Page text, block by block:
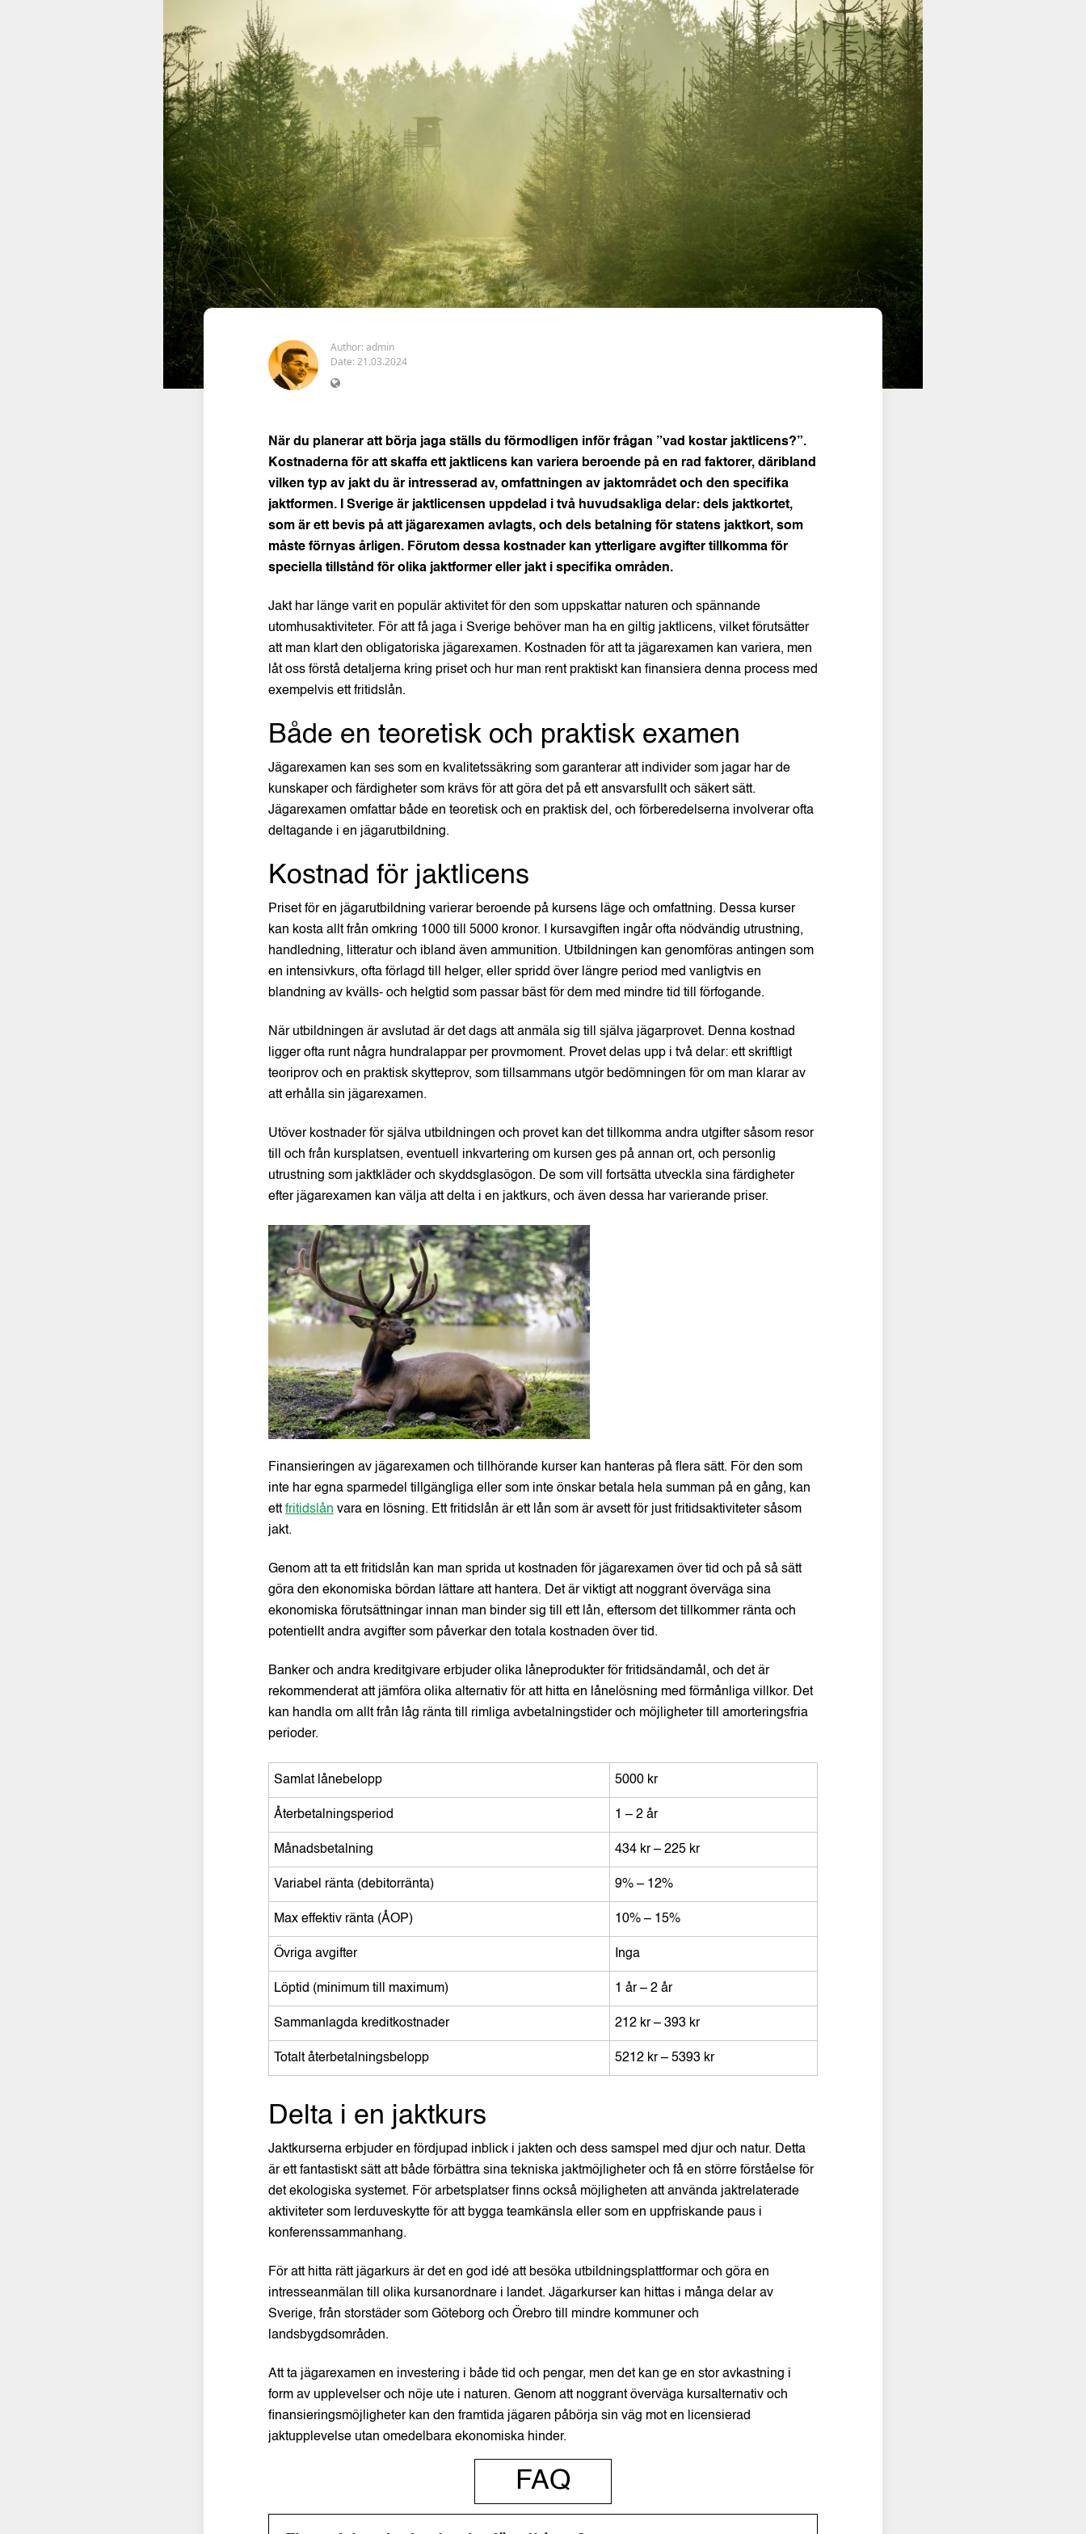
Author: admin
Date: 21.03.2024
När du planerar att börja jaga ställs du förmodligen inför frågan ”vad kostar jaktlicens?”.
Kostnaderna för att skaffa ett jaktlicens kan variera beroende på en rad faktorer, däribland
vilken typ av jakt du är intresserad av, omfattningen av jaktområdet och den specifika
jaktformen. I Sverige är jaktlicensen uppdelad i två huvudsakliga delar: dels jaktkortet,
som är ett bevis på att jägarexamen avlagts, och dels betalning för statens jaktkort, som
måste förnyas årligen. Förutom dessa kostnader kan ytterligare avgifter tillkomma för
speciella tillstånd för olika jaktformer eller jakt i specifika områden.
Jakt har länge varit en populär aktivitet för den som uppskattar naturen och spännande
utomhusaktiviteter. För att få jaga i Sverige behöver man ha en giltig jaktlicens, vilket förutsätter
att man klart den obligatoriska jägarexamen. Kostnaden för att ta jägarexamen kan variera, men
låt oss förstå detaljerna kring priset och hur man rent praktiskt kan finansiera denna process med
exempelvis ett fritidslån.
Både en teoretisk och praktisk examen
Jägarexamen kan ses som en kvalitetssäkring som garanterar att individer som jagar har de
kunskaper och färdigheter som krävs för att göra det på ett ansvarsfullt och säkert sätt.
Jägarexamen omfattar både en teoretisk och en praktisk del, och förberedelserna involverar ofta
deltagande i en jägarutbildning.
Kostnad för jaktlicens
Priset för en jägarutbildning varierar beroende på kursens läge och omfattning. Dessa kurser
kan kosta allt från omkring 1000 till 5000 kronor. I kursavgiften ingår ofta nödvändig utrustning,
handledning, litteratur och ibland även ammunition. Utbildningen kan genomföras antingen som
en intensivkurs, ofta förlagd till helger, eller spridd över längre period med vanligtvis en
blandning av kvälls- och helgtid som passar bäst för dem med mindre tid till förfogande.
När utbildningen är avslutad är det dags att anmäla sig till själva jägarprovet. Denna kostnad
ligger ofta runt några hundralappar per provmoment. Provet delas upp i två delar: ett skriftligt
teoriprov och en praktisk skytteprov, som tillsammans utgör bedömningen för om man klarar av
att erhålla sin jägarexamen.
Utöver kostnader för själva utbildningen och provet kan det tillkomma andra utgifter såsom resor
till och från kursplatsen, eventuell inkvartering om kursen ges på annan ort, och personlig
utrustning som jaktkläder och skyddsglasögon. De som vill fortsätta utveckla sina färdigheter
efter jägarexamen kan välja att delta i en jaktkurs, och även dessa har varierande priser.
Finansieringen av jägarexamen och tillhörande kurser kan hanteras på flera sätt. För den som
inte har egna sparmedel tillgängliga eller som inte önskar betala hela summan på en gång, kan
ett fritidslån vara en lösning. Ett fritidslån är ett lån som är avsett för just fritidsaktiviteter såsom
jakt.
Genom att ta ett fritidslån kan man sprida ut kostnaden för jägarexamen över tid och på så sätt
göra den ekonomiska bördan lättare att hantera. Det är viktigt att noggrant överväga sina
ekonomiska förutsättningar innan man binder sig till ett lån, eftersom det tillkommer ränta och
potentiellt andra avgifter som påverkar den totala kostnaden över tid.
Banker och andra kreditgivare erbjuder olika låneprodukter för fritidsändamål, och det är
rekommenderat att jämföra olika alternativ för att hitta en lånelösning med förmånliga villkor. Det
kan handla om allt från låg ränta till rimliga avbetalningstider och möjligheter till amorteringsfria
perioder.
Samlat lånebelopp 5000 kr
Återbetalningsperiod 1 – 2 år
Månadsbetalning 434 kr – 225 kr
Variabel ränta (debitorränta) 9% – 12%
Max effektiv ränta (ÅOP) 10% – 15%
Övriga avgifter Inga
Löptid (minimum till maximum) 1 år – 2 år
Sammanlagda kreditkostnader 212 kr – 393 kr
Totalt återbetalningsbelopp 5212 kr – 5393 kr
Delta i en jaktkurs
Jaktkurserna erbjuder en fördjupad inblick i jakten och dess samspel med djur och natur. Detta
är ett fantastiskt sätt att både förbättra sina tekniska jaktmöjligheter och få en större förståelse för
det ekologiska systemet. För arbetsplatser finns också möjligheten att använda jaktrelaterade
aktiviteter som lerduveskytte för att bygga teamkänsla eller som en uppfriskande paus i
konferenssammanhang.
För att hitta rätt jägarkurs är det en god idé att besöka utbildningsplattformar och göra en
intresseanmälan till olika kursanordnare i landet. Jägarkurser kan hittas i många delar av
Sverige, från storstäder som Göteborg och Örebro till mindre kommuner och
landsbygdsområden.
Att ta jägarexamen en investering i både tid och pengar, men det kan ge en stor avkastning i
form av upplevelser och nöje ute i naturen. Genom att noggrant överväga kursalternativ och
finansieringsmöjligheter kan den framtida jägaren påbörja sin väg mot en licensierad
jaktupplevelse utan omedelbara ekonomiska hinder.
FAQ